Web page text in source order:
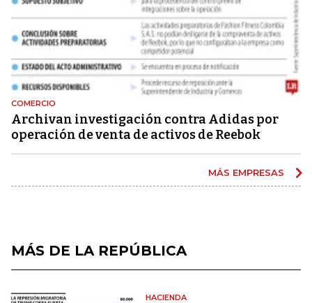
COMERCIO
Archivan investigación contra Adidas por
operación de venta de activos de Reebok
MÁS EMPRESAS
MÁS DE LA REPÚBLICA
HACIENDA